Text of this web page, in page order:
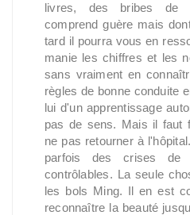
livres, des bribes de
comprend guère mais
tard il pourra vous en
manie les chiffres et les
sans vraiment en
règles de bonne conduite
lui d'un apprentissage
pas de sens. Mais il faut
ne pas retourner à
parfois des crises de
contrôlables. La seule
les bols Ming. Il en est
reconnaître la beauté